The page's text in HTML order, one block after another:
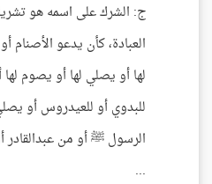
ج: الشرك على اسمه هو
العبادة، كأن يدعو الأصنام
لها أو يصلي لها أو يصوم
للبدوي أو للعيدروس أو
الرسول ﷺ أو من
...